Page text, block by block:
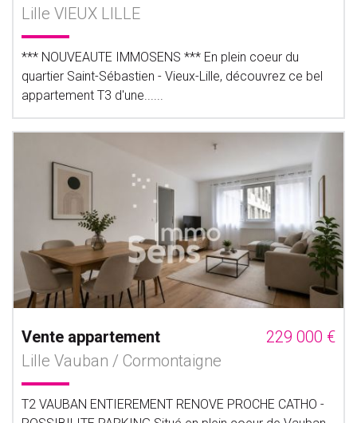
Lille VIEUX LILLE
*** NOUVEAUTE IMMOSENS *** En plein coeur du
quartier Saint-Sébastien - Vieux-Lille, découvrez ce bel
appartement T3 d'une......
Vente appartement
229 000 €
Lille Vauban / Cormontaigne
T2 VAUBAN ENTIEREMENT RENOVE PROCHE CATHO -